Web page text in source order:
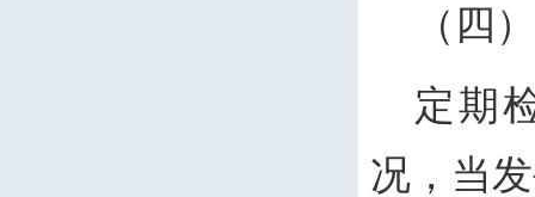
（四
定期
况，当